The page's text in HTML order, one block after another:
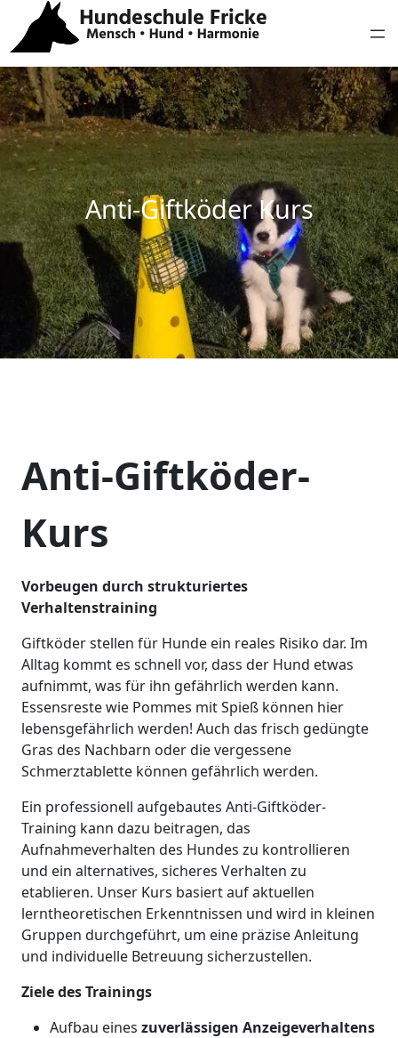
Anti-Giftköder Kurs
Anti-Giftköder-
Kurs
Vorbeugen durch strukturiertes
Verhaltenstraining
Giftköder stellen für Hunde ein reales Risiko dar. Im
Alltag kommt es schnell vor, dass der Hund etwas
aufnimmt, was für ihn gefährlich werden kann.
Essensreste wie Pommes mit Spieß können hier
lebensgefährlich werden! Auch das frisch gedüngte
Gras des Nachbarn oder die vergessene
Schmerztablette können gefährlich werden.
Ein professionell aufgebautes Anti-Giftköder-
Training kann dazu beitragen, das
Aufnahmeverhalten des Hundes zu kontrollieren
und ein alternatives, sicheres Verhalten zu
etablieren. Unser Kurs basiert auf aktuellen
lerntheoretischen Erkenntnissen und wird in kleinen
Gruppen durchgeführt, um eine präzise Anleitung
und individuelle Betreuung sicherzustellen.
Ziele des Trainings
Aufbau eines zuverlässigen Anzeigeverhaltens